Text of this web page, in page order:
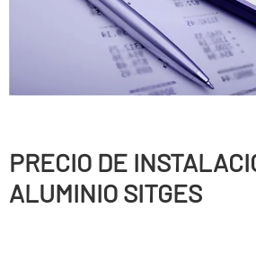
PRECIO DE
ALUMINIO SITGES